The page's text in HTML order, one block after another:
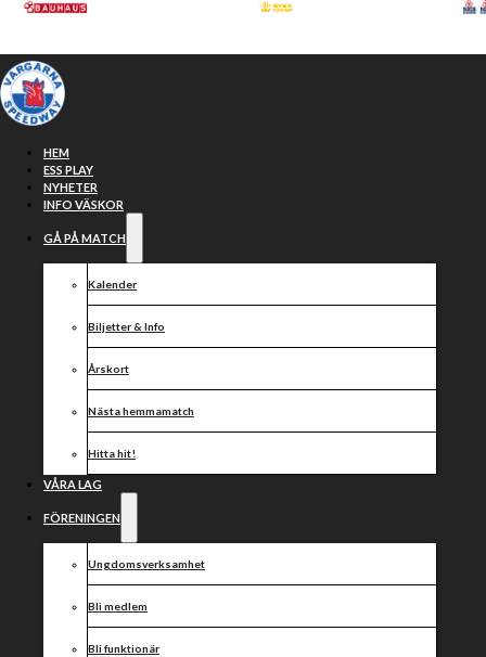
Hoppa till huvudinnehåll
HEM
ESS PLAY
NYHETER
INFO VÄSKOR
GÅ PÅ MATCH
Kalender
Biljetter & Info
Årskort
Nästa hemmamatch
Hitta hit!
VÅRA LAG
FÖRENINGEN
Ungdomsverksamhet
Bli medlem
Bli funktionär
Ny styrelse
Dela nyheten: